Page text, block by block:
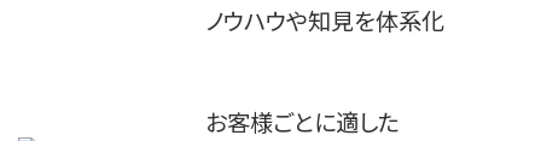
ノウハウや知見を体系化
お客様ごとに適した